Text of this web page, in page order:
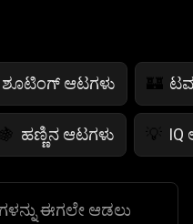
ಶೂಟಿಂಗ್ ಆಟಗಳು 🏰
🍇 ಹಣ್ಣಿನ ಆಟಗಳು 💡 IQ
ಈಗಲೇ ಆಡಲು